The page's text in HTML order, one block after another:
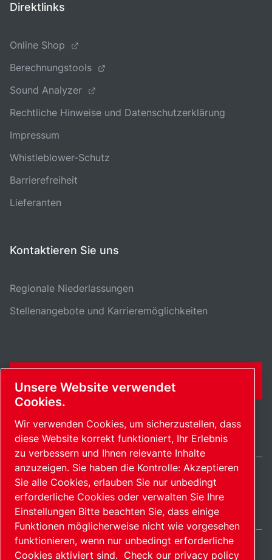
Direktlinks
Online Shop
Berechnungstools
Sound Analyzer
Rechtliche Hinweise und Datenschutzerklärung
Impressum
Whistleblower-Schutz
Barrierefreiheit
Lieferanten
Kontaktieren Sie uns
Regionale Niederlassungen
Stellenangebote und Karrieremöglichkeiten
KONTAKTFORMULAR
SitemapCookies verwalten© 2026 Copyright.
Germany / DE
Unsere Website verwendet
Cookies.
Wir verwenden Cookies, um sicherzustellen, dass
diese Website korrekt funktioniert, Ihr Erlebnis
zu verbessern und Ihnen relevante Inhalte
anzuzeigen. Sie haben die Kontrolle: Akzeptieren
Sie alle Cookies, erlauben Sie nur unbedingt
erforderliche Cookies oder verwalten Sie Ihre
Einstellungen Bitte beachten Sie, dass einige
Funktionen möglicherweise nicht wie vorgesehen
funktionieren, wenn nur unbedingt erforderliche
Cookies aktiviert sind. Check our privacy policy